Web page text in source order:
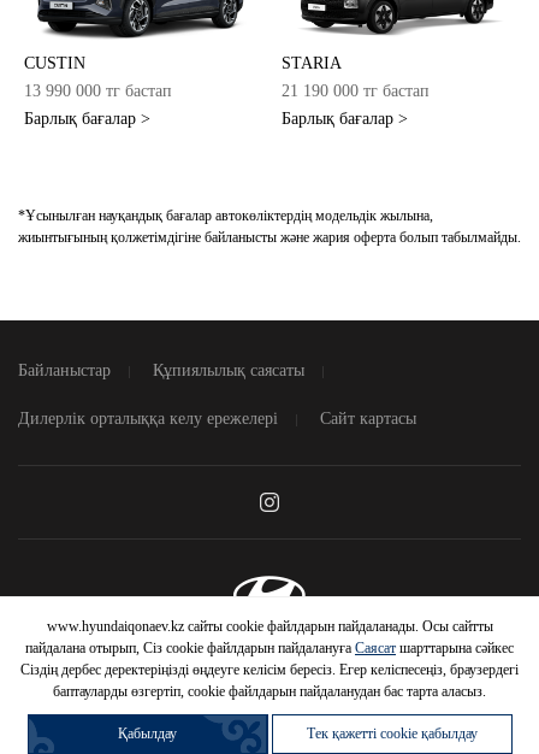
CUSTIN
13 990 000 тг бастап
Барлық бағалар >
STARIA
21 190 000 тг бастап
Барлық бағалар >
*Ұсынылған науқандық бағалар автокөліктердің модельдік жылына,
жиынтығының қолжетімдігіне байланысты және жария оферта болып табылмайды.
Байланыстар Құпиялылық саясаты
Дилерлік орталыққа келу ережелері Сайт картасы
© 2026 Hyundai Motor Company
www.hyundaiqonaev.kz сайты cookie файлдарын пайдаланады. Осы сайтты
пайдалана отырып, Сіз cookie файлдарын пайдалануға Саясат шарттарына сәйкес
Сіздің дербес деректеріңізді өңдеуге келісім бересіз. Егер келіспесеңіз, браузердегі
баптауларды өзгертіп, cookie файлдарын пайдаланудан бас тарта аласыз.
Қабылдау Тек қажетті cookie қабылдау